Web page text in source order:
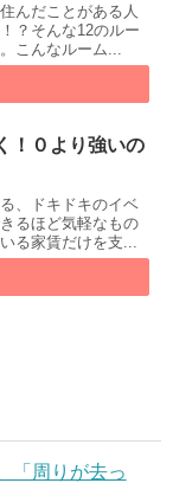
んだことがある人
？そんな12のルー
こんなルーム...
！０より強いの
、ドキドキのイベ
るほど気軽なもの
る家賃だけを支...
「周りが去っ